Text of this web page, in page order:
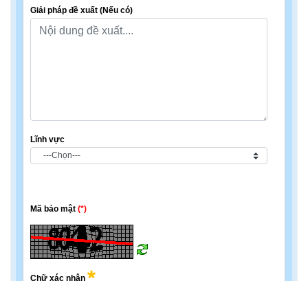
Giải pháp đề xuất (Nếu có)
Lĩnh vực
Mã bảo mật (*)
Chữ xác nhận